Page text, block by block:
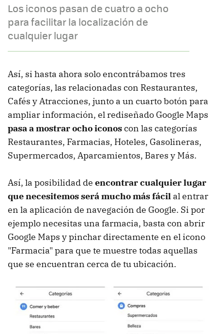
Los iconos pasan de cuatro a ocho
para facilitar la localización de
cualquier lugar
Así, si hasta ahora solo encontrábamos tres
categorías, las relacionadas con Restaurantes,
Cafés y Atracciones, junto a un cuarto botón para
ampliar información, el rediseñado Google Maps
pasa a mostrar ocho iconoscon las categorías
Restaurantes, Farmacias, Hoteles, Gasolineras,
Supermercados, Aparcamientos, Bares y Más.
Así, la posibilidad de encontrar cualquier lugar
que necesitemos será mucho más fácil al entrar
en la aplicación de navegación de Google. Si por
ejemplo necesitas una farmacia, basta con abrir
Google Maps y pinchar directamente en el icono
"Farmacia" para que te muestre todas aquellas
que se encuentran cerca de tu ubicación.